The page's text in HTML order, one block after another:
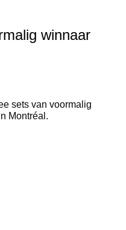
winnaar
sets van voormalig
Montréal.